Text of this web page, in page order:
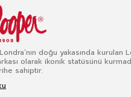
doğu yakasında
olarak ikonik statüsünü
sahiptir.